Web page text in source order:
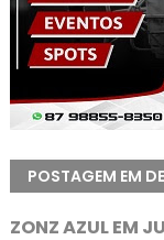
POSTAGEM EM
ZONZ AZUL EM